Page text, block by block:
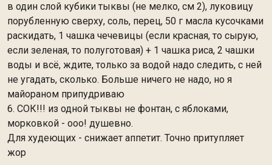
в один слой кубики тыквы (не мелко, см 2), луковицу
порубленную сверху, соль, перец, 50 г масла кусочками
раскидать, 1 чашка чечевицы (если красная, то сырую,
если зеленая, то полуготовая) + 1 чашка риса, 2 чашки
воды и всё, ждите, только за водой надо следить, с ней
не угадать, сколько. Больше ничего не надо, но я
майораном припудриваю
6. СОК!!! из одной тыквы не фонтан, с яблоками,
морковкой - ооо! душевно.
Для худеющих - снижает аппетит. Точно притупляет
жор